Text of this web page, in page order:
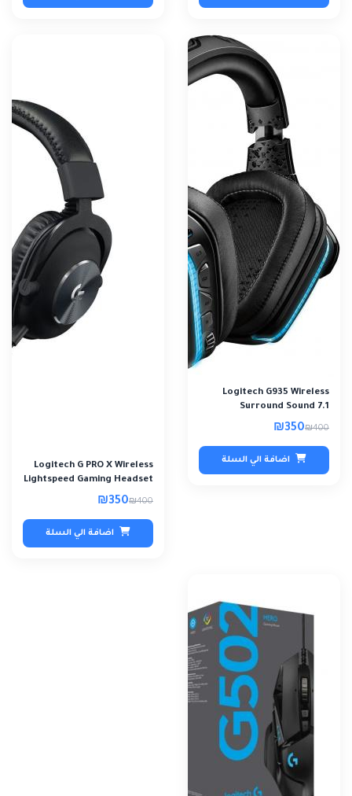
Logitech G935 Wireless
Surround Sound 7.1
Headset - Refurbis..
₪400
₪350
اضافة الي السلة
Logitech G PRO X Wireless
Lightspeed Gaming Headset
- Refurb..
₪400
₪350
اضافة الي السلة